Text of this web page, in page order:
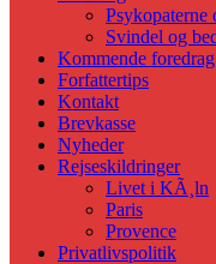
Psykopaterne
Svindel og
Kommende foredrag
Forfattertips
Kontakt
Brevkasse
Nyheder
Rejseskildringer
Livet i KÃ¸ln
Paris
Provence
Privatlivspolitik